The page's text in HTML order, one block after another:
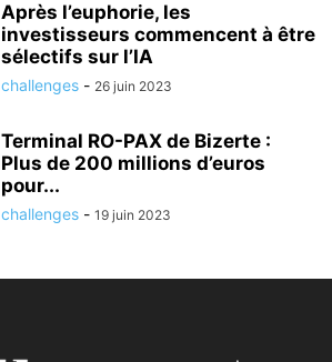
Après l’euphorie, les
investisseurs commencent à être
sélectifs sur l’IA
challenges - 26 juin 2023
Terminal RO-PAX de Bizerte :
Plus de 200 millions d’euros
pour...
challenges - 19 juin 2023